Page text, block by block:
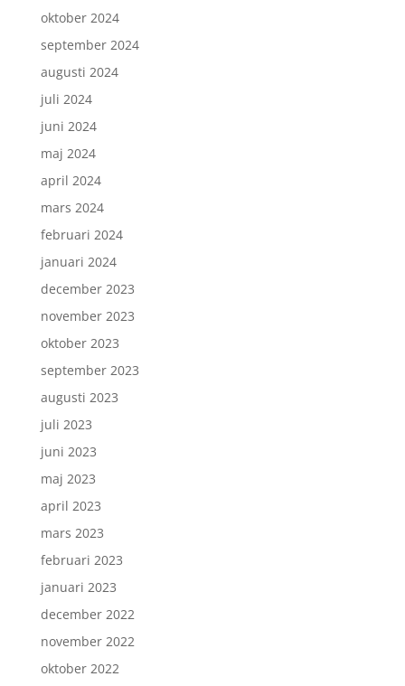
oktober 2024
september 2024
augusti 2024
juli 2024
juni 2024
maj 2024
april 2024
mars 2024
februari 2024
januari 2024
december 2023
november 2023
oktober 2023
september 2023
augusti 2023
juli 2023
juni 2023
maj 2023
april 2023
mars 2023
februari 2023
januari 2023
december 2022
november 2022
oktober 2022